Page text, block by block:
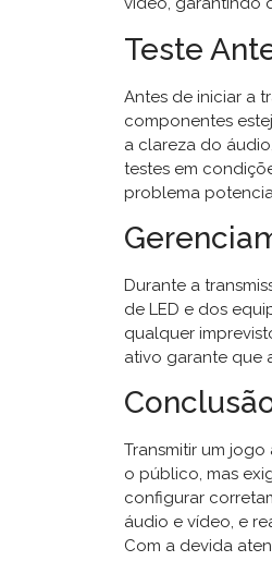
Teste
Antes de iniciar a
componentes
a clareza do
testes em
problema
Durante a
de LED e dos
qualquer
ativo garante que
Transmitir um
o público, mas
configurar
áudio e vídeo, e
Com a devida